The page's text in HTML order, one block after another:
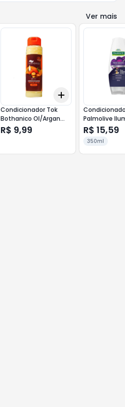
Ver mais
10 10
Add
Condicionador Tok
Bothanico Ol/Argan
400 Ml
R$ 9,99
Palmolive
350 Ml
R$ 15,59
350ml